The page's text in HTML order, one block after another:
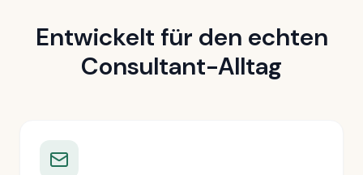
Entwickelt für den echten
Consultant-Alltag